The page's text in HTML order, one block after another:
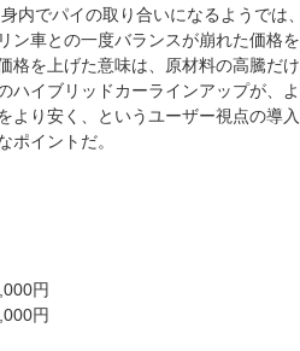
内でパイの取り合いになるようでは、
ン車との一度バランスが崩れた価格を
格を上げた意味は、原材料の高騰だけ
ハイブリッドカーラインアップが、よ
より安く、というユーザー視点の導入
ポイントだ。
円
円